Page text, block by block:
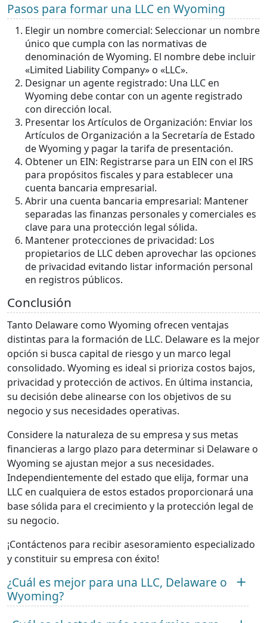
Pasos para formar una LLC en Wyoming
Elegir un nombre comercial: Seleccionar un nombre
único que cumpla con las normativas de
denominación de Wyoming. El nombre debe incluir
«Limited Liability Company» o «LLC».
Designar un agente registrado: Una LLC en
Wyoming debe contar con un agente registrado
con dirección local.
Presentar los Artículos de Organización: Enviar los
Artículos de Organización a la Secretaría de Estado
de Wyoming y pagar la tarifa de presentación.
Obtener un EIN: Registrarse para un EIN con el IRS
para propósitos fiscales y para establecer una
cuenta bancaria empresarial.
Abrir una cuenta bancaria empresarial: Mantener
separadas las finanzas personales y comerciales es
clave para una protección legal sólida.
Mantener protecciones de privacidad: Los
propietarios de LLC deben aprovechar las opciones
de privacidad evitando listar información personal
en registros públicos.
Conclusión
Tanto Delaware como Wyoming ofrecen ventajas
distintas para la formación de LLC. Delaware es la mejor
opción si busca capital de riesgo y un marco legal
consolidado. Wyoming es ideal si prioriza costos bajos,
privacidad y protección de activos. En última instancia,
su decisión debe alinearse con los objetivos de su
negocio y sus necesidades operativas.
Considere la naturaleza de su empresa y sus metas
financieras a largo plazo para determinar si Delaware o
Wyoming se ajustan mejor a sus necesidades.
Independientemente del estado que elija, formar una
LLC en cualquiera de estos estados proporcionará una
base sólida para el crecimiento y la protección legal de
su negocio.
¡Contáctenos para recibir asesoramiento especializado
y constituir su empresa con éxito!
¿Cuál es mejor para una LLC, Delaware o
Wyoming?